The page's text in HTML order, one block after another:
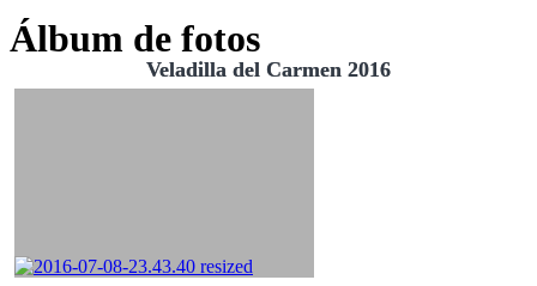
Álbum de fotos
Veladilla del Carmen 2016